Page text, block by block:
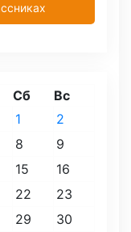
Сб Вс
1
2
8
9
15
16
22
23
29
30